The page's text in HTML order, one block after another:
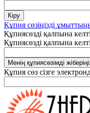
Құпия сөзіңізді
Құпиясөзді қалпына
Құпиясөзді қалпына
Құпия сөз сізге